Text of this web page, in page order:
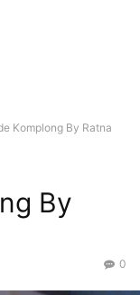
Komplong By Ratna
By
0